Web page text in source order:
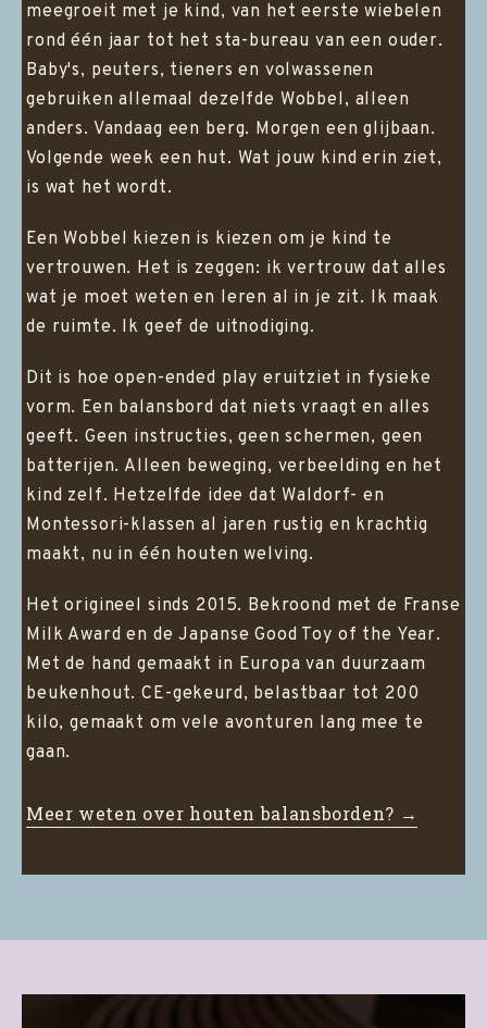
meegroeit met je kind, van het eerste wiebelen
rond één jaar tot het sta-bureau van een ouder.
Baby's, peuters, tieners en volwassenen
gebruiken allemaal dezelfde Wobbel, alleen
anders. Vandaag een berg. Morgen een glijbaan.
Volgende week een hut. Wat jouw kind erin ziet,
is wat het wordt.
Een Wobbel kiezen is kiezen om je kind te
vertrouwen. Het is zeggen: ik vertrouw dat alles
wat je moet weten en leren al in je zit. Ik maak
de ruimte. Ik geef de uitnodiging.
Dit is hoe open-ended play eruitziet in fysieke
vorm. Een balansbord dat niets vraagt en alles
geeft. Geen instructies, geen schermen, geen
batterijen. Alleen beweging, verbeelding en het
kind zelf. Hetzelfde idee dat Waldorf- en
Montessori-klassen al jaren rustig en krachtig
maakt, nu in één houten welving.
Het origineel sinds 2015. Bekroond met de Franse
Milk Award en de Japanse Good Toy of the Year.
Met de hand gemaakt in Europa van duurzaam
beukenhout. CE-gekeurd, belastbaar tot 200
kilo, gemaakt om vele avonturen lang mee te
gaan.
Meer weten over houten balansborden? →